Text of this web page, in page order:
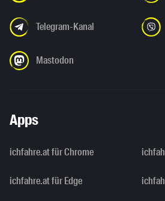
Telegram-Kanal
Mastodon
Apps
ichfahre.at für Chrome
ichfahre.at für Edge